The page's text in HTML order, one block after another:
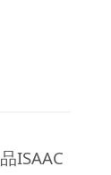
ISAAC